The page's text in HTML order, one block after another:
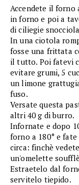
Accendete il forno
in forno e poi a
di ciliegie
In una ciotola
fosse una frittata
il tutto. Poi fatevi
evitare grumi, 5
un limone
fuso.
Versate questa
altri 40 g di burro.
Infornate e dopo
forno a 180° e
circa: finchè
un'omelette
Estraetelo dal
servitelo tiepido.